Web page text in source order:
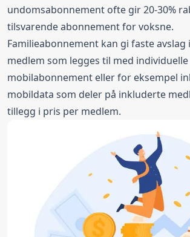
undomsabonnement ofte gir 20-30%
tilsvarende abonnement for voksne.
Familieabonnement kan gi faste avslag
medlem som legges til med individuelle
mobilabonnement eller for eksempel
mobildata som deler på inkluderte
tillegg i pris per medlem.